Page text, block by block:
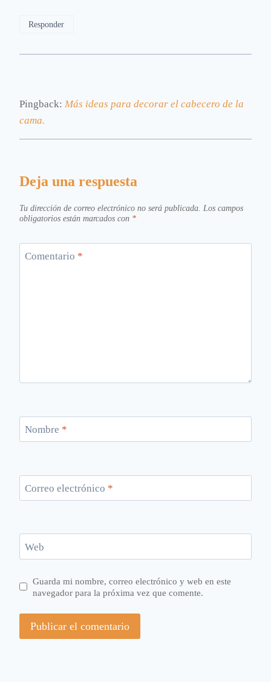
Responder
Pingback: Más ideas para decorar el cabecero de la
cama.
Deja una respuesta
Tu dirección de correo electrónico no será publicada. Los campos
obligatorios están marcados con *
Comentario *
Nombre *
Correo electrónico *
Web
Guarda mi nombre, correo electrónico y web en este
navegador para la próxima vez que comente.